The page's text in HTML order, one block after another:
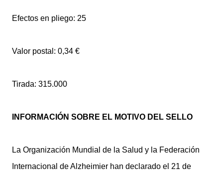
Efectos en pliego: 25
Valor postal: 0,34 €
Tirada: 315.000
INFORMACIÓN SOBRE EL MOTIVO DEL SELLO
La Organización Mundial de la Salud y la Federación
Internacional de Alzheimier han declarado el 21 de